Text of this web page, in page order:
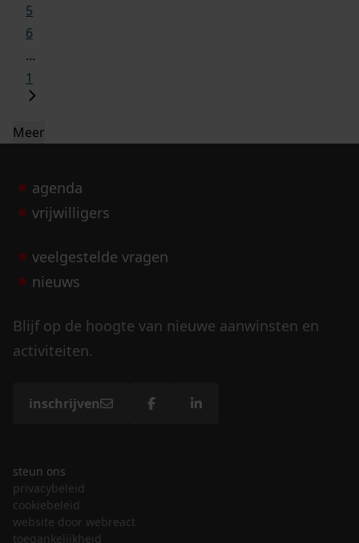
5
6
...
1
Meer
agenda
vrijwilligers
veelgestelde vragen
nieuws
Blijf op de hoogte van nieuwe aanwinsten en
activiteiten.
inschrijven
steun ons
privacybeleid
cookiebeleid
website door webreact
toegankelijkheid